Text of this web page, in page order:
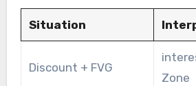
Situation
Discount + FVG
Zone